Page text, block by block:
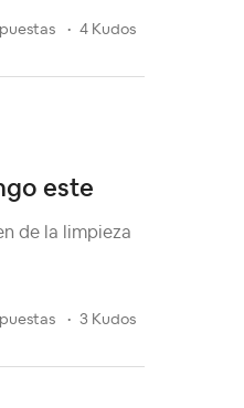
4 Kudos
este
de la limpieza
3 Kudos